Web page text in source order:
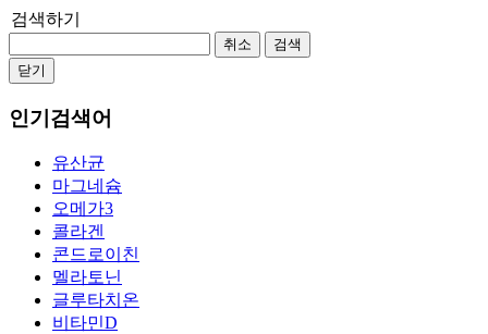
검색하기
취소
검색
닫기
인기검색어
유산균
마그네슘
오메가3
콜라겐
콘드로이친
멜라토닌
글루타치온
비타민D